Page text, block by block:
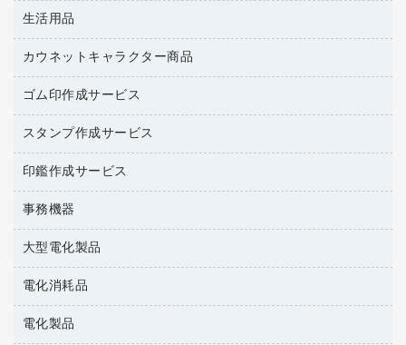
ＨＤＤ／ＳＳＤ
ディスプレイモニター
台車・脚立
倉庫収納用品
作業用雑貨
梱包用品
梱包用テープ
園芸用品
ペット用品
茶葉・インスタント
紅茶・バラエティ飲料
レギュラーコーヒー
ミルク・シュガー
ソフトドリンク
コーヒーメーカー・備品
インスタントコーヒー
食品
菓子
生活用品
浴室用品
台所用洗剤
掃除用品
掃除用洗剤
洗濯用品
消臭・芳香剤
殺虫剤
飲食用消耗品
カウネットキャラクター商品
カウネットキャラクター商品
ゴム印作成サービス
ゴム印作成サービス
ゴム印（一行印）作成サービス
ゴム印（フリーサイズ印）作成サービス
スタンプ作成サービス
シヤチハタスタンプ作成サービス
カウネットスタンプ作成サービス
印鑑作成サービス
印鑑作成サービス
事務機器
大型シュレッダー（共配）
レーザーポインター
ラミネートフィルム
ラミネータ
大型電化製品
冷蔵庫・キッチン・調理家電
テレビ・ＡＶ機器
電化消耗品
電球・蛍光灯
電化製品